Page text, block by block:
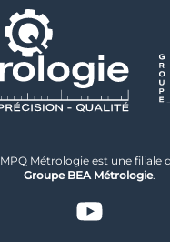
MPQ Métrologie est une filiale
Groupe BEA Métrologie.